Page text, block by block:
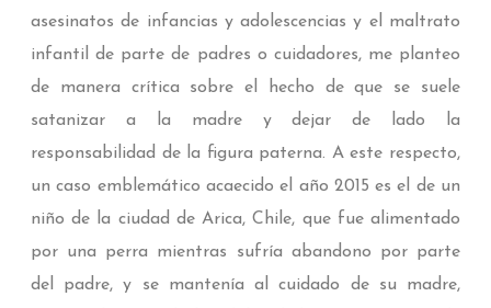
asesinatos de infancias y adolescencias y el maltrato
infantil de parte de padres o cuidadores, me planteo
de manera crítica sobre el hecho de que se suele
satanizar a la madre y dejar de lado la
responsabilidad de la figura paterna. A este respecto,
un caso emblemático acaecido el año 2015 es el de un
niño de la ciudad de Arica, Chile, que fue alimentado
por una perra mientras sufría abandono por parte
del padre, y se mantenía al cuidado de su madre,